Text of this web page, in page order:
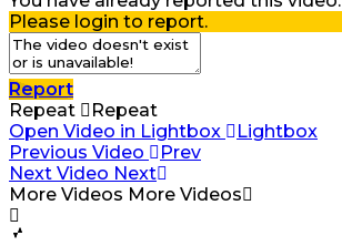
Please login to report.
Report
Repeat
Repeat
Open Video in Lightbox
Lightbox
Previous Video
Prev
Next Video Next
More Videos More Videos